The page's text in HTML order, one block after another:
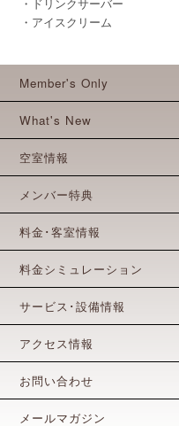
・アイスクリーム
Member's Only
What's New
空室情報
メンバー特典
料金･客室情報
料金シミュレーション
サービス･設備情報
アクセス情報
お問い合わせ
メールマガジン